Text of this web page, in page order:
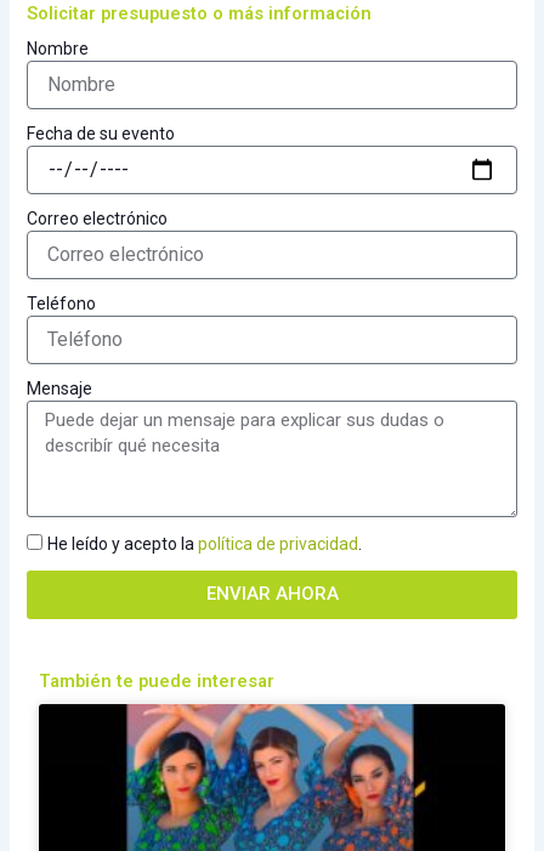
Solicitar presupuesto o más información
Nombre
Fecha de su evento
Correo electrónico
Teléfono
Mensaje
He leído y acepto lapolítica de privacidad
ENVIAR AHORA
También te puede interesar